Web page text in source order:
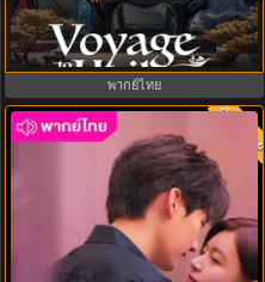
Voyage to Haihun ทะลุเวลาปั้น
ฮ่องเต้ใหม่ (2025) พากย์ไทย ซับไทย
EP.1-24
พากย์ไทย
8.0 พากย์ไทย